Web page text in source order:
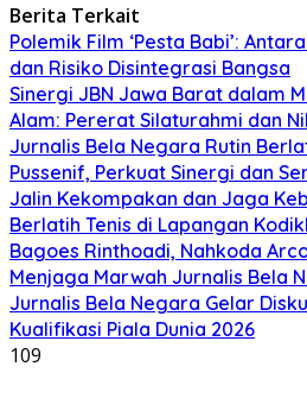
Berita Terkait
Polemik Film ‘Pesta Babi’:
dan Risiko Disintegrasi Bangsa
Sinergi JBN Jawa Barat dalam
Alam: Pererat Silaturahmi dan
Jurnalis Bela Negara Rutin
Pussenif, Perkuat Sinergi dan
Jalin Kekompakan dan Jaga
Berlatih Tenis di Lapangan
Bagoes Rinthoadi, Nahkoda
Menjaga Marwah Jurnalis Bela
Jurnalis Bela Negara Gelar
Kualifikasi Piala Dunia 2026
109